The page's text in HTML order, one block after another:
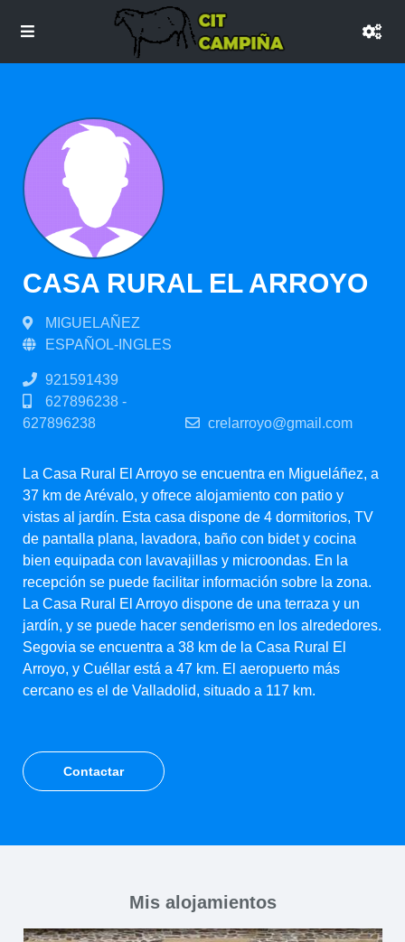
CASA RURAL EL ARROYO
MIGUELAÑEZ
ESPAÑOL-INGLES
921591439
627896238 -
627896238
crelarroyo@gmail.com
La Casa Rural El Arroyo se encuentra en Migueláñez, a
37 km de Arévalo, y ofrece alojamiento con patio y
vistas al jardín. Esta casa dispone de 4 dormitorios, TV
de pantalla plana, lavadora, baño con bidet y cocina
bien equipada con lavavajillas y microondas. En la
recepción se puede facilitar información sobre la zona.
La Casa Rural El Arroyo dispone de una terraza y un
jardín, y se puede hacer senderismo en los alrededores.
Segovia se encuentra a 38 km de la Casa Rural El
Arroyo, y Cuéllar está a 47 km. El aeropuerto más
cercano es el de Valladolid, situado a 117 km.
Contactar
Mis alojamientos